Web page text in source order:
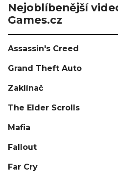
Nejoblíbenější
Games.cz
Assassin's Creed
Grand Theft Auto
Zaklínač
The Elder Scrolls
Mafia
Fallout
Far Cry